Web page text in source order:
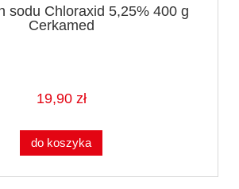
sodu Chloraxid 5,25% 400 g
Cerkamed
19,90 zł
do koszyka